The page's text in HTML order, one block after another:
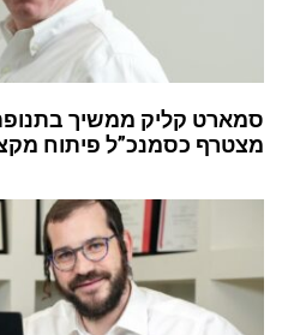
סמארט קליק ממשיך
מצטרף כסמנכ”ל פיתוח